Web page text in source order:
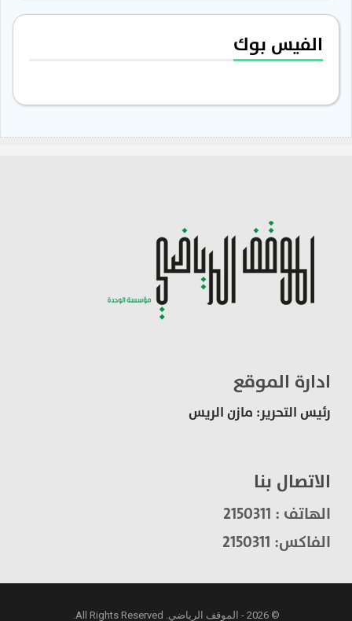
الفيس بوك
ادارة الموقع
رئيس التحرير: مازن الريس
الاتصال بنا
الهاتف : 2150311
الفاكس: 2150311
© 2026 - الموقف الرياضي. All Rights Reserved.